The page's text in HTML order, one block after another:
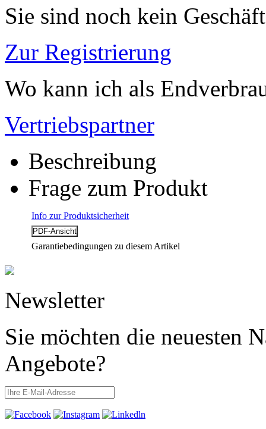
Sie sind noch kein
Zur Registrierung
Wo kann ich als
Vertriebspartner
Beschreibung
Frage zum Produkt
Info zur Produktsicherheit
Garantiebedingungen zu diesem Artikel
Newsletter
Sie möchten die neuesten
Angebote?